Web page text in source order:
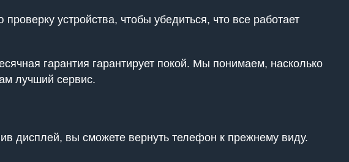
устройства, чтобы убедиться, что все работает
гарантия гарантирует покой. Мы понимаем, насколько
лучший сервис.
дисплей, вы сможете вернуть телефон к прежнему виду.